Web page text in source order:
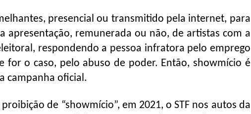
presencial ou transmitido pela internet, para
apresentação, remunerada ou não, de artistas com a
respondendo a pessoa infratora pelo emprego
for o caso, pelo abuso de poder. Então, showmício é
campanha oficial.
de “showmício”, em 2021, o STF nos autos da